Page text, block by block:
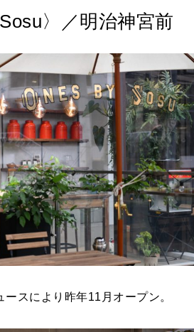
〉／明治神宮前
ースにより昨年11月オープン。